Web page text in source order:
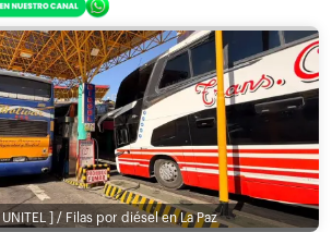
] / Filas por diésel en La Paz